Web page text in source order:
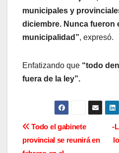
municipales y
diciembre. Nunca fueron
municipalidad”, expresó.
Enfatizando que “todo
fuera de la ley”.
N
-
Todo el gabinete
provincial se reunirá en